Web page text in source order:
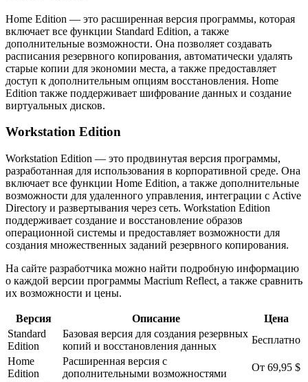
Home Edition — это расширенная версия программы, которая
включает все функции Standard Edition, а также
дополнительные возможности. Она позволяет создавать
расписания резервного копирования, автоматически удалять
старые копии для экономии места, а также предоставляет
доступ к дополнительным опциям восстановления. Home
Edition также поддерживает шифрование данных и создание
виртуальных дисков.
Workstation Edition
Workstation Edition — это продвинутая версия программы,
разработанная для использования в корпоративной среде. Она
включает все функции Home Edition, а также дополнительные
возможности для удаленного управления, интеграции с Active
Directory и развертывания через сеть. Workstation Edition
поддерживает создание и восстановление образов
операционной системы и предоставляет возможности для
создания множественных заданий резервного копирования.
На сайте разработчика можно найти подробную информацию
о каждой версии программы Macrium Reflect, а также сравнить
их возможности и цены.
Версия Описание
Цена
Standard
Edition
Базовая версия для создания резервных
копий и восстановления данных
Бесплатно
Home
Edition
Расширенная версия с
дополнительными возможностями
От 69,95 $